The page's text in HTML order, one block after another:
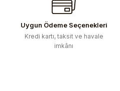
Uygun Ödeme Seçenekleri
Kredi kartı, taksit ve havale
imkânı